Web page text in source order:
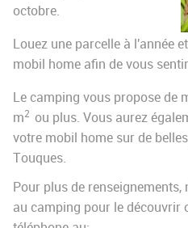
octobre.
Louez une parcelle à l'année
mobil home afin de vous
Le camping vous propose de
m2 ou plus. Vous aurez
votre mobil home sur de
Touques.
Pour plus de
au camping pour le découvrir